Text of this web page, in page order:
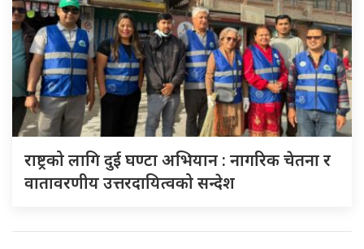
राष्ट्रको लागि दुई घण्टा अभियान : नागरिक चेतना र
वातावरणीय उत्तरदायित्वको सन्देश